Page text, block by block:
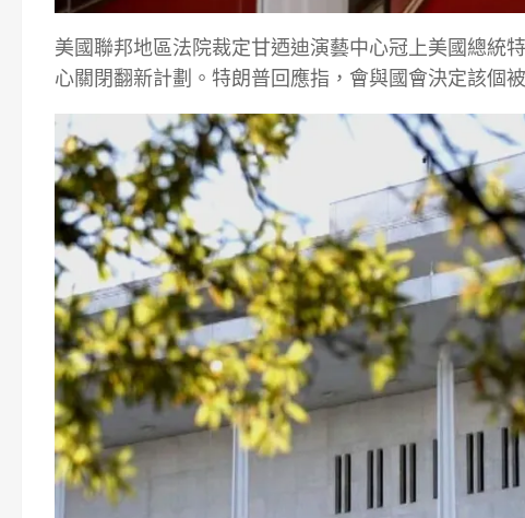
美國聯邦地區法院裁定甘迺迪演藝中心冠上美國總統
心關閉翻新計劃。特朗普回應指，會與國會決定該個